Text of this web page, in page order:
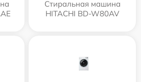
Стиральная машина
HITACHI BD-W80AV